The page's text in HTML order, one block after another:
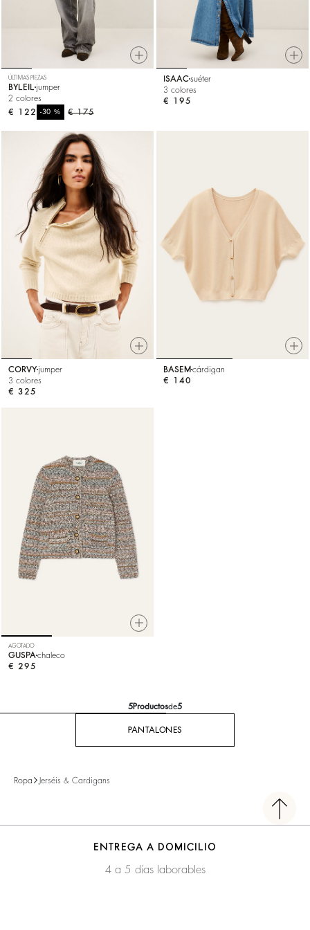
ÚLTIMAS PIEZAS
BYLEIL jumper
2 colores
€ 175
-30%
€ 122
ISAACsuéter
3 colores
€ 195
CORVY jumper
3 colores
€ 325
BASEM cárdigan
€ 140
AGOTADO
GUSPA chaleco
€ 295
5Productosde5
PANTALONES
Ropa Jerséis & Cardigans
ENTREGA A DOMICILIO
4 a 5 días laborables